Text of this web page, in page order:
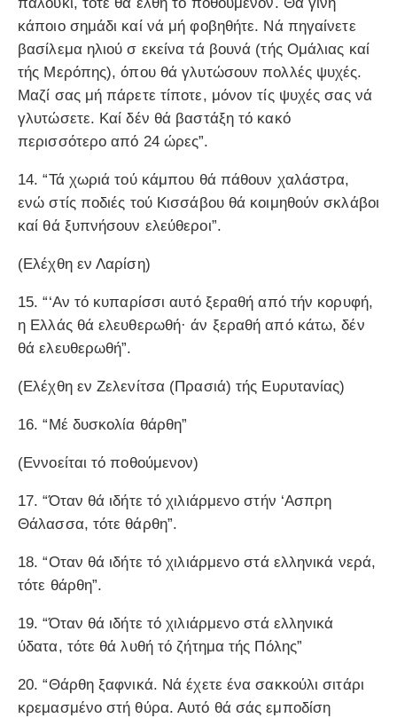
παλούκι, τότε θά έλθη τό ποθούμενον. Θά γίνη
κάποιο σημάδι καί νά μή φοβηθήτε. Νά πηγαίνετε
βασίλεμα ηλιού σ εκείνα τά βουνά (τής Ομάλιας καί
τής Μερόπης), όπου θά γλυτώσουν πολλές ψυχές.
Μαζί σας μή πάρετε τίποτε, μόνον τίς ψυχές σας νά
γλυτώσετε. Καί δέν θά βαστάξη τό κακό
περισσότερο από 24 ώρες”.
14. “Τά χωριά τού κάμπου θά πάθουν χαλάστρα,
ενώ στίς ποδιές τού Κισσάβου θά κοιμηθούν σκλάβοι
καί θά ξυπνήσουν ελεύθεροι”.
(Ελέχθη εν Λαρίση)
15. “‘Aν τό κυπαρίσσι αυτό ξεραθή από τήν κορυφή,
η Ελλάς θά ελευθερωθή· άν ξεραθή από κάτω, δέν
θά ελευθερωθή”.
(Ελέχθη εν Ζελενίτσα (Πρασιά) τής Ευρυτανίας)
16. “Μέ δυσκολία θάρθη”
(Εννοείται τό ποθούμενον)
17. “Όταν θά ιδήτε τό χιλιάρμενο στήν ‘Aσπρη
Θάλασσα, τότε θάρθη”.
18. “Οταν θά ιδήτε τό χιλιάρμενο στά ελληνικά νερά,
τότε θάρθη”.
19. “Όταν θά ιδήτε τό χιλιάρμενο στά ελληνικά
ύδατα, τότε θά λυθή τό ζήτημα τής Πόλης”
20. “Θάρθη ξαφνικά. Νά έχετε ένα σακκούλι σιτάρι
κρεμασμένο στή θύρα. Αυτό θά σάς εμποδίση